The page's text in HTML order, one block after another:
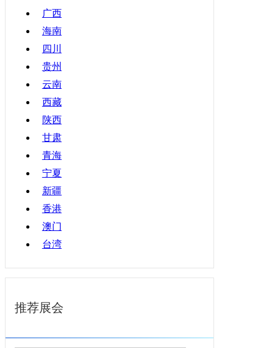
广西
海南
四川
贵州
云南
西藏
陕西
甘肃
青海
宁夏
新疆
香港
澳门
台湾
推荐展会